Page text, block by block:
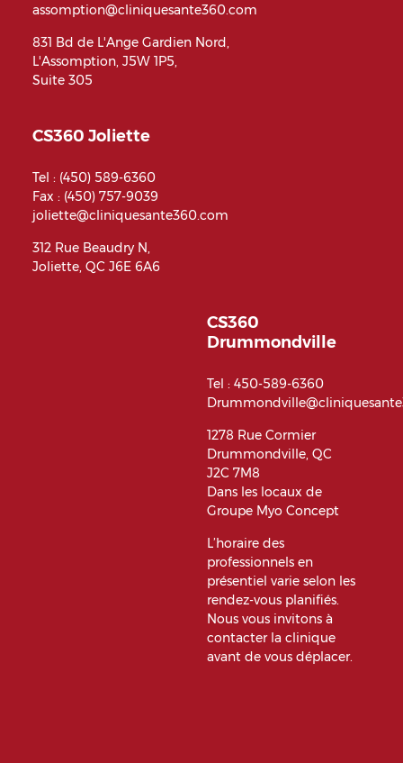
assomption@cliniquesante360.com
831 Bd de L'Ange Gardien Nord,
L'Assomption, J5W 1P5,
Suite 305
CS360 Joliette
Tel : (450) 589-6360
Fax : (450) 757-9039
joliette@cliniquesante360.com
312 Rue Beaudry N,
Joliette, QC J6E 6A6
CS360
Drummondville
Tel :450-589-6360
1278 Rue Cormier
Drummondville, QC
J2C 7M8
Dans les locaux de
Groupe Myo Concept
L’horaire des
professionnels en
présentiel varie selon les
rendez-vous planifiés.
Nous vous invitons à
contacter la clinique
avant de vous déplacer.